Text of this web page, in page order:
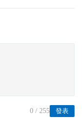
發表
0 / 255